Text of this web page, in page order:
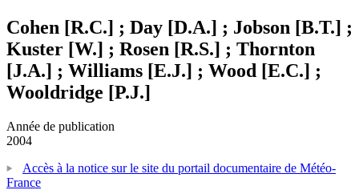
Cohen [R.C.] ; Day [D.A.] ; Jobson [B.T.] ;
Kuster [W.] ; Rosen [R.S.] ; Thornton
[J.A.] ; Williams [E.J.] ; Wood [E.C.] ;
Wooldridge [P.J.]
Année de publication
2004
Accès à la notice sur le site du portail documentaire de Météo-
France